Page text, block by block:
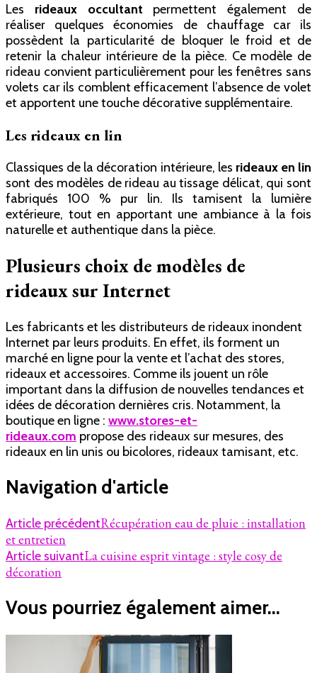
Les rideaux occultant permettent également de
réaliser quelques économies de chauffage car ils
possèdent la particularité de bloquer le froid et de
retenir la chaleur intérieure de la pièce. Ce modèle de
rideau convient particulièrement pour les fenêtres sans
volets car ils comblent efficacement l’absence de volet
et apportent une touche décorative supplémentaire.
Les rideaux en lin
Classiques de la décoration intérieure, les rideaux en lin
sont des modèles de rideau au tissage délicat, qui sont
fabriqués 100 % pur lin. Ils tamisent la lumière
extérieure, tout en apportant une ambiance à la fois
naturelle et authentique dans la pièce.
Plusieurs choix de modèles de
rideaux sur Internet
Les fabricants et les distributeurs de rideaux inondent
Internet par leurs produits. En effet, ils forment un
marché en ligne pour la vente et l’achat des stores,
rideaux et accessoires. Comme ils jouent un rôle
important dans la diffusion de nouvelles tendances et
idées de décoration dernières cris. Notamment, la
boutique en ligne : www.stores-et-
rideaux.com propose des rideaux sur mesures, des
rideaux en lin unis ou bicolores, rideaux tamisant, etc.
Navigation d'article
Article précédentRécupération eau de pluie : installation
et entretien
Article suivantLa cuisine esprit vintage : style cosy de
décoration
Vous pourriez également aimer...